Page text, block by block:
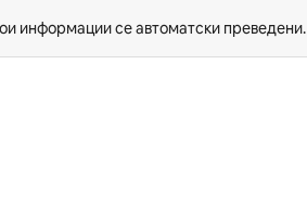
информации се автоматски преведени.